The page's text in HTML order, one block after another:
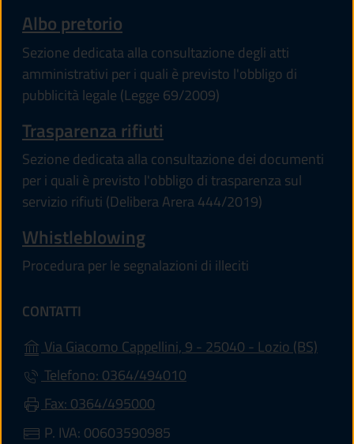
Albo pretorio
Sezione dedicata alla consultazione degli atti
amministrativi per i quali è previsto l'obbligo di
pubblicità legale (Legge 69/2009)
Trasparenza rifiuti
Sezione dedicata alla consultazione dei documenti
per i quali è previsto l'obbligo di trasparenza sul
servizio rifiuti (Delibera Arera 444/2019)
Whistleblowing
Procedura per le segnalazioni di illeciti
CONTATTI
Via Giacomo Cappellini, 9 - 25040 - Lozio (BS)
Telefono: 0364/494010
Fax: 0364/495000
P. IVA: 00603590985